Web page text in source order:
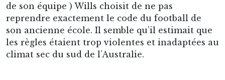
de Geelong, une ville à 60 kilomètres de
Melbourne. Ces deux équipes sont encore en
activité aujourd’hui.
Au fil des années, les différentes variations du